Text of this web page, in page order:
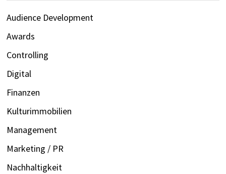
Audience Development
Awards
Controlling
Digital
Finanzen
Kulturimmobilien
Management
Marketing / PR
Nachhaltigkeit